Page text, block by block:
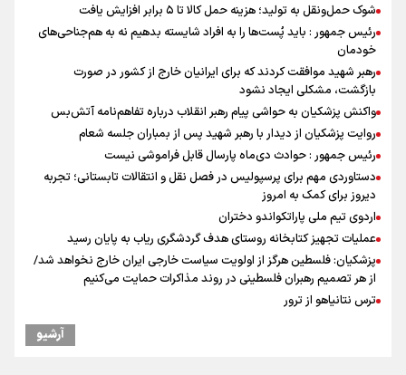
شوک حمل‌ونقل به تولید؛ هزینه حمل کالا تا ۵ برابر افزایش یافت
رئیس جمهور : باید پُست‌ها را به افراد شایسته بدهیم نه به هم‌جناحی‌های
خودمان
رهبر شهید موافقت کردند که برای ایرانیان خارج از کشور در صورت
بازگشت، مشکلی ایجاد نشود
واکنش پزشکیان به حواشی پیام رهبر انقلاب درباره تفاهم‌نامه آتش‌بس
روایت پزشکیان از دیدار با رهبر شهید پس از بمباران جلسه شعام
رئیس جمهور : حوادث دی‌ماه پارسال قابل فراموشی نیست
دستاوردی مهم برای پرسپولیس در فصل نقل و انتقالات تابستانی؛ تجربه
دیروز برای کمک به امروز
اردوی تیم ملی پاراتکواندو دختران
عملیات تجهیز کتابخانه روستای هدف گردشگری ریاب به پایان رسید
پزشکیان: فلسطین هرگز از اولویت سیاست خارجی ایران خارج نخواهد شد/
از هر تصمیم رهبران فلسطینی در روند مذاکرات حمایت می‌کنیم
ترس نتانیاهو از ترور
فرود یک بالگرد در بیمارستان رمبام در حیفای اشغالی در پی هلاکت ۲
آرشیو